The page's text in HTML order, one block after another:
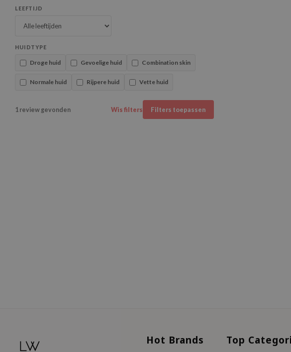
LEEFTIJD
HUIDTYPE
Droge huid Gevoelige huid Combination skin
Normale huid Rijpere huid Vette huid
1 review gevonden Wis filters Filters toepassen
Hot Brands Top